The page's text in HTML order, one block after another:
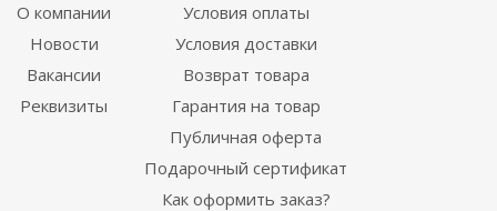
О компании
Новости
Вакансии
Реквизиты
Условия оплаты
Условия доставки
Возврат товара
Гарантия на товар
Публичная оферта
Подарочный сертификат
Как оформить заказ?